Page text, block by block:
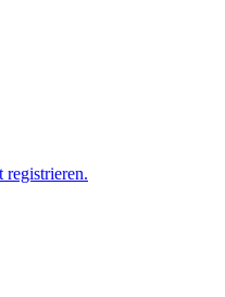
registrieren.